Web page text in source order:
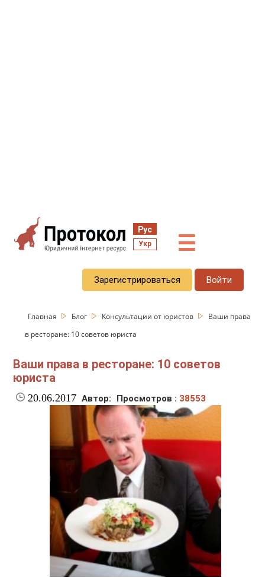
Рус
Укр ☰
Зарегистрироваться Войти
Главная Блог Консультации от юристов
Ваши права
в ресторане: 10 советов юриста
Ваши права в ресторане: 10 советов
юриста
20.06.2017 Автор: Просмотров : 38553